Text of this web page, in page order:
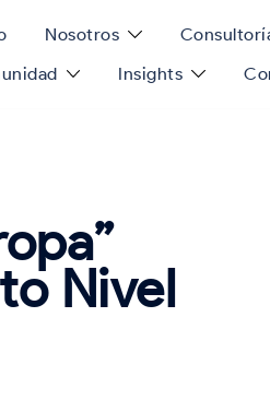
Nosotros
Insights
Nivel